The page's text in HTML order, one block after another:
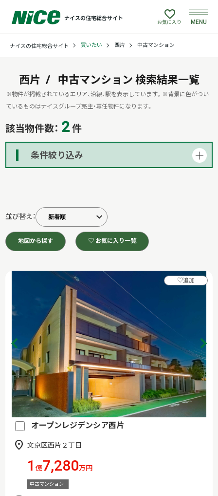
ナイスの住宅総合サイト
買いたい
売りたい
建てたい
店舗情報
お気に入り MENU
ナイスの住宅総合サイト 買いたい 西片 中古マンション
西片 中古マンション 検索結果一覧
※物件が掲載されているエリア、沿線、駅を表示しています。 ※背景に色がつい
ているものはナイスグループ売主・専任物件になります。
該当物件数： 2 件
条件絞り込み
並び替え：
地図から探す ♡ お気に入り一覧
オープンレジデンシア西片
文京区西片２丁目
1億7,280万円
中古マンション
♡追加